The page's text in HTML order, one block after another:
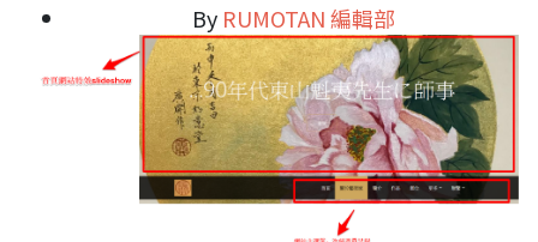
By RUMOTAN 編輯部